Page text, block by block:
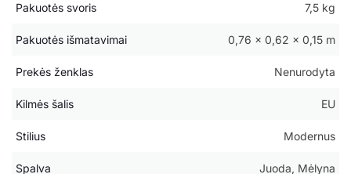
Pakuotės svoris 7,5 kg
Pakuotės išmatavimai 0,76 × 0,62 × 0,15 m
Prekės ženklas Nenurodyta
Kilmės šalis EU
Stilius Modernus
Spalva Juoda, Mėlyna